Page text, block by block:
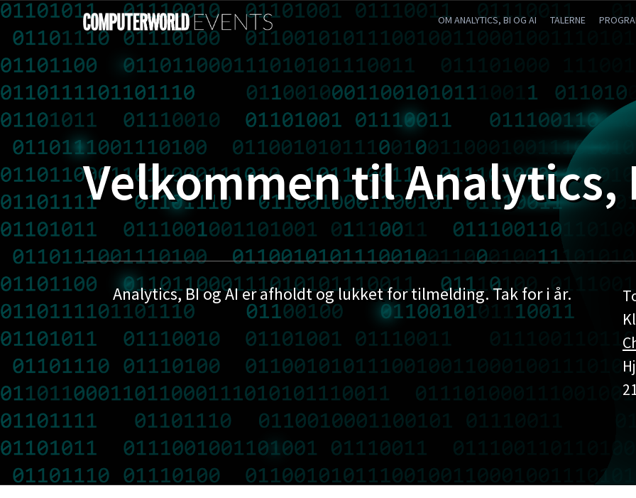
OM ANALYTICS, BI OG AI TALERNE
Velkommen til Analytics,
Analytics, BI og AI er afholdt og lukket for tilmelding. Tak for i år.